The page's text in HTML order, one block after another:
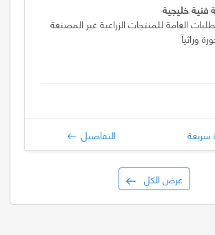
فنية خليجية
العامة للمنتجات الزراعية غير المصنعة
وراثياَ
سريعة التفاصيل
عرض الكل